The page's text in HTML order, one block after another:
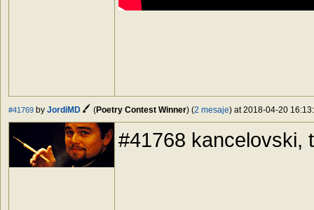
#41769 by JordiMD (Poetry Contest Winner) (2 mesaje) at 2018-04-20
#41768 kancelovski,